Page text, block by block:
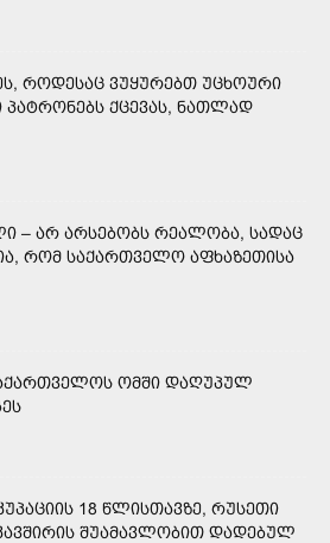
ᲠᲝᲓᲔᲡᲐᲪ ᲕᲣᲧᲣᲠᲔᲑᲗ ᲣᲪᲮᲝᲣᲠᲘ
ᲞᲐᲢᲠᲝᲜᲔᲑᲡ ᲥᲪᲔᲕᲐᲡ, ᲜᲐᲗᲚᲐᲓ
– ᲐᲠ ᲐᲠᲡᲔᲑᲝᲑᲡ ᲠᲔᲐᲚᲝᲑᲐ, ᲡᲐᲓᲐᲪ
ᲠᲝᲛ ᲡᲐᲥᲐᲠᲗᲕᲔᲚᲝ ᲐᲤᲮᲐᲖᲔᲗᲘᲡᲐ
ᲝᲛᲨᲘ ᲓᲐᲦᲣᲞᲣᲚ
18 ᲬᲚᲘᲡᲗᲐᲕᲖᲔ, ᲠᲣᲡᲔᲗᲘ
ᲨᲣᲐᲛᲐᲕᲚᲝᲑᲘᲗ ᲓᲐᲓᲔᲑᲣᲚ